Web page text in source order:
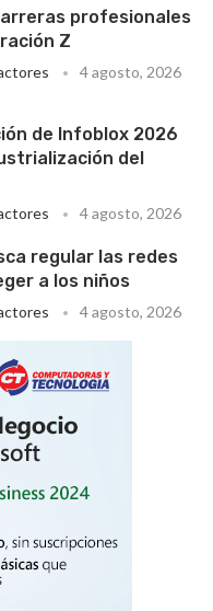
profesionales
Z
4 agosto, 2026
de Infoblox 2026
del
4 agosto, 2026
regular las redes
a los niños
4 agosto, 2026